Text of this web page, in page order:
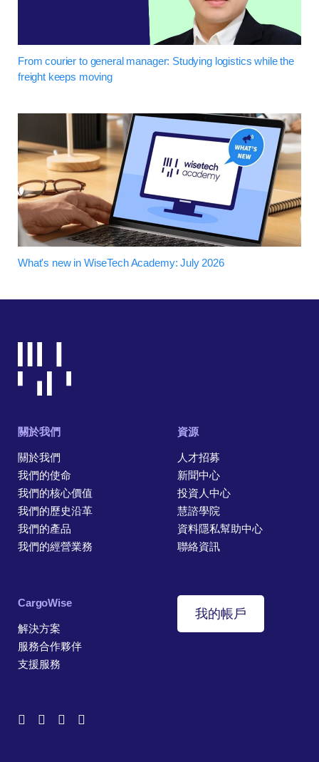
From courier to general manager: Studying logistics while the
freight keeps moving
What's new in WiseTech Academy: July 2026
關於我們
關於我們
我們的使命
我們的核心價值
我們的歷史沿革
我們的產品
我們的經營業務
資源
人才招募
新聞中心
投資人中心
慧諮學院
資料隱私幫助中心
聯絡資訊
CargoWise
解決方案
服務合作夥伴
支援服務
我的帳戶